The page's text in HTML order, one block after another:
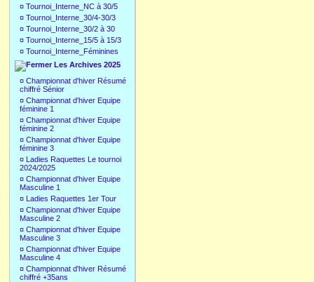
¤ Tournoi_Interne_NC à 30/5
¤ Tournoi_Interne_30/4-30/3
¤ Tournoi_Interne_30/2 à 30
¤ Tournoi_Interne_15/5 à 15/3
¤ Tournoi_Interne_Féminines
Les Archives 2025
¤ Championnat d'hiver Résumé
chiffré Sénior
¤ Championnat d'hiver Equipe
féminine 1
¤ Championnat d'hiver Equipe
féminine 2
¤ Championnat d'hiver Equipe
féminine 3
¤ Ladies Raquettes Le tournoi
2024/2025
¤ Championnat d'hiver Equipe
Masculine 1
¤ Ladies Raquettes 1er Tour
¤ Championnat d'hiver Equipe
Masculine 2
¤ Championnat d'hiver Equipe
Masculine 3
¤ Championnat d'hiver Equipe
Masculine 4
¤ Championnat d'hiver Résumé
chiffré +35ans